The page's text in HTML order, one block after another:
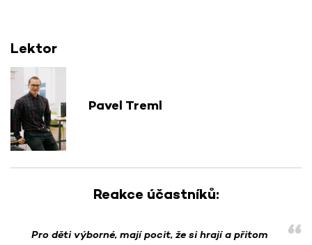
Lektor
Pavel Treml
Reakce účastníků:
Pro děti výborné, mají pocit, že si hrají a přitom